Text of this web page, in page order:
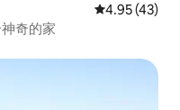
平均评分
4.95 (43)
Cottage） 一个神奇的家